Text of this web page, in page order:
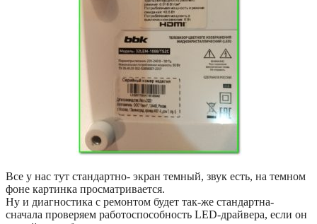
Все у нас тут стандартно- экран темный, звук есть, на темном
фоне картинка просматривается.
Ну и диагностика с ремонтом будет так-же стандартна-
сначала проверяем работоспособность LED-драйвера, если он